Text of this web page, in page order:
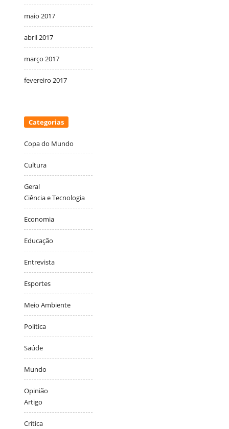
maio 2017
abril 2017
março 2017
fevereiro 2017
Categorias
Copa do Mundo
Cultura
Geral
Ciência e Tecnologia
Economia
Educação
Entrevista
Esportes
Meio Ambiente
Política
Saúde
Mundo
Opinião
Artigo
Crítica